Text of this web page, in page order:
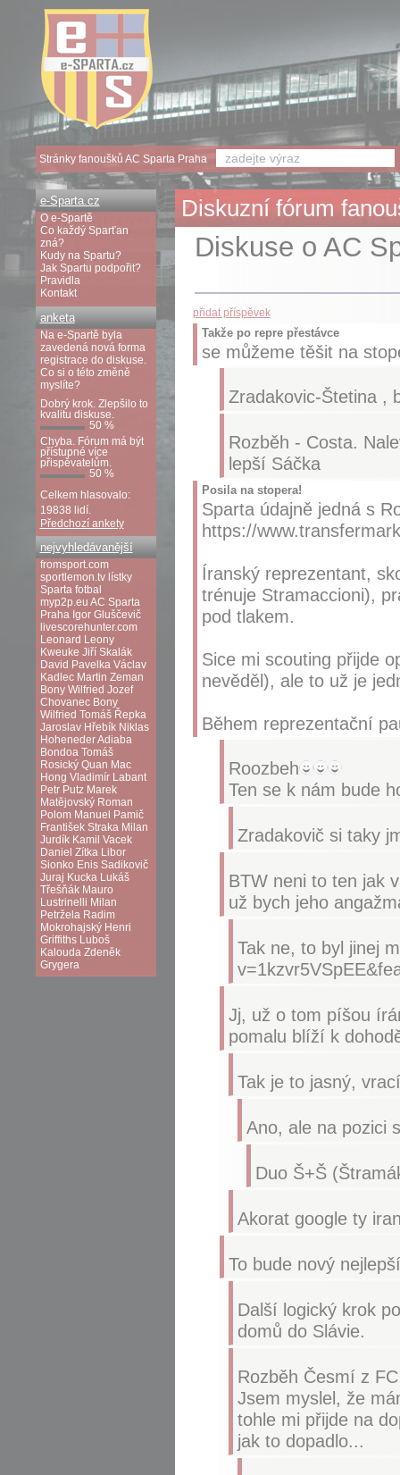
Diskuzní fórum
Diskuse o AC
přidat příspěvek
Takže po repre přestávce
se můžeme těšit na
Zradakovic-Štetina ,
Rozběh - Costa.
lepší Sáčka
Posila na stopera!
Sparta údajně jedná s
https://
Íranský reprezentant,
trénuje Stramaccioni),
pod tlakem.
Sice mi scouting přijde
nevěděl), ale to už je
Během reprezentační
Roozbeh
Ten se k nám bude
Zradakovič si taky
BTW neni to ten jak
už bych jeho
Tak ne, to byl jinej
Jj, už o tom píšou
pomalu blíží k
Tak je to jasný,
Ano, ale na pozici
Duo Š+Š
Akorat google ty
To bude nový
Další logický krok
domů do Slávie.
Rozběh Česmí z
Jsem myslel, že
tohle mi přijde na
jak to dopadlo...
e-Sparta.cz
O e-Spartě
Co každý Sparťan
zná?
Kudy na Spartu?
Jak Spartu podpořit?
Pravidla
Kontakt
anketa
Na e-Spartě byla
zavedená nová forma
registrace do diskuse.
Co si o této změně
myslíte?
Dobrý krok. Zlepšilo to
kvalitu diskuse.
50 %
Chyba. Fórum má být
přístupné více
přispěvatelům.
50 %
Celkem hlasovalo:
19838 lidí.
Předchozí ankety
nejvyhledávanější
fromsport.com
sportlemon.tv lístky
Sparta fotbal
myp2p.eu AC Sparta
Praha Igor Gluščevič
livescorehunter.com
Leonard Leony
Kweuke Jiří Skalák
David Pavelka Václav
Kadlec Martin Zeman
Bony Wilfried Jozef
Chovanec Bony
Wilfried Tomáš Řepka
Jaroslav Hřebík Niklas
HohenederAdiaba
Bondoa Tomáš
Rosický Quan Mac
Hong Vladimír Labant
Petr Putz Marek
Matějovský Roman
Polom Manuel Pamič
František Straka Milan
Jurdík Kamil Vacek
Daniel Zítka Libor
Sionko Enis Sadikovič
Juraj Kucka Lukáš
Třešňák Mauro
Lustrinelli Milan
Petržela Radim
Mokrohajský Henri
Griffiths Luboš
Kalouda Zdeněk
Grygera
Stránky fanoušků AC Sparta Praha